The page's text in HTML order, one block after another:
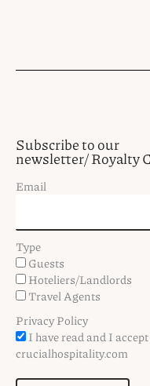
Subscribe to our
newsletter/ Royalty
Email
Type
Guests
Hoteliers/Landlords
Travel Agents
Privacy Policy
I have read and I
crucialhospitality.com